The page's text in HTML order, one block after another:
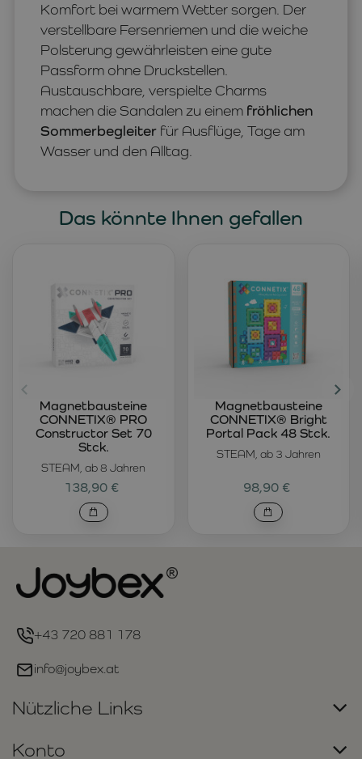
Komfort bei warmem Wetter sorgen. Der
verstellbare Fersenriemen und die weiche
Polsterung gewährleisten eine gute
Passform ohne Druckstellen.
Austauschbare, verspielte Charms
machen die Sandalen zu einem fröhlichen
Sommerbegleiter für Ausflüge, Tage am
Wasser und den Alltag.
Das könnte Ihnen gefallen
STEAM, ab 8 Jahren
Magnetbausteine
CONNETIX® PRO
Constructor Set 70
Stck.
138,90 €
STEAM, ab 3 Jahren
Magnetbausteine
CONNETIX® Bright
Portal Pack 48 Stck.
98,90 €
+43 720 881 178
info@joybex.at
Nützliche Links
Konto